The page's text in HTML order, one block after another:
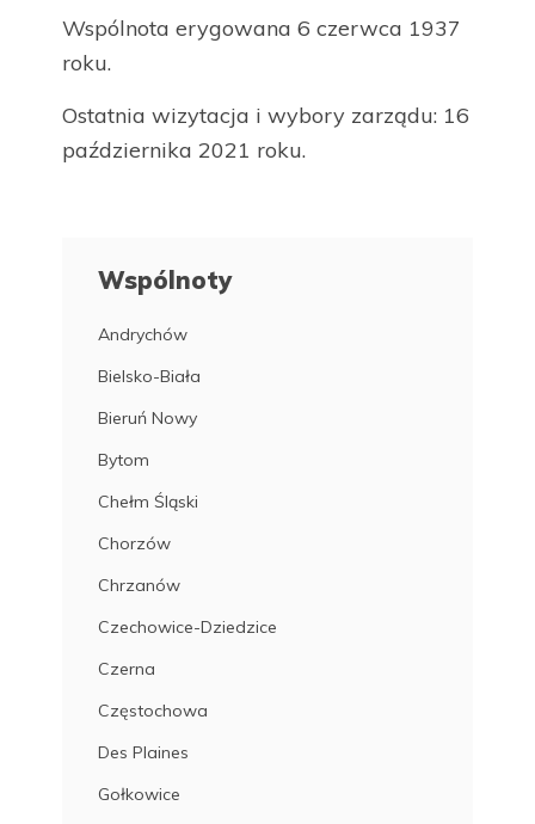
Wspólnoty
Andrychów
Bielsko-Biała
Bieruń Nowy
Bytom
Chełm Śląski
Chorzów
Chrzanów
Czechowice-Dziedzice
Czerna
Częstochowa
Des Plaines
Gołkowice
Wspólnota erygowana 6 czerwca 1937
roku.
Ostatnia wizytacja i wybory zarządu: 16
października 2021 roku.